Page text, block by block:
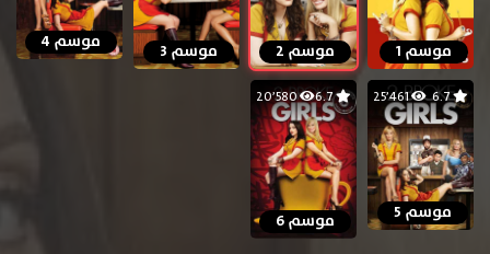
موسم 1 موسم 2 موسم 3 موسم 4
6.7 25٬461
موسم 5
6.7 20٬580
موسم 6